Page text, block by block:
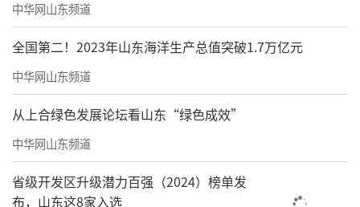
中华网山东频道
全国第二！2023年山东海洋生产总值突破1.7万亿元
中华网山东频道
从上合绿色发展论坛看山东“绿色成效”
中华网山东频道
省级开发区升级潜力百强（2024）榜单发
布，山东这8家入选